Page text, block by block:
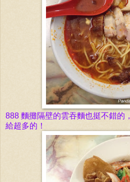
888 麵攤隔壁的雲吞麵也挺不錯的，
給超多的 ！